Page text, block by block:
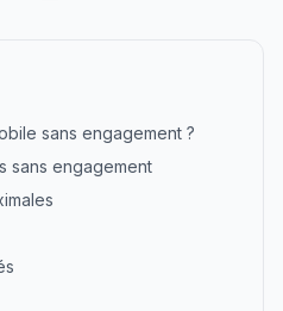
sans engagement ?
sans engagement